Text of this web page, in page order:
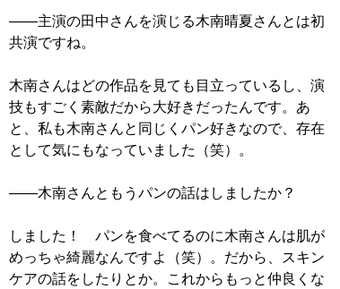
――主演の田中さんを演じる木南晴夏さんとは初
共演ですね。
木南さんはどの作品を見ても目立っているし、演
技もすごく素敵だから大好きだったんです。あ
と、私も木南さんと同じくパン好きなので、存在
として気にもなっていました（笑）。
――木南さんともうパンの話はしましたか？
しました！ パンを食べてるのに木南さんは肌が
めっちゃ綺麗なんですよ（笑）。だから、スキン
ケアの話をしたりとか。これからもっと仲良くな